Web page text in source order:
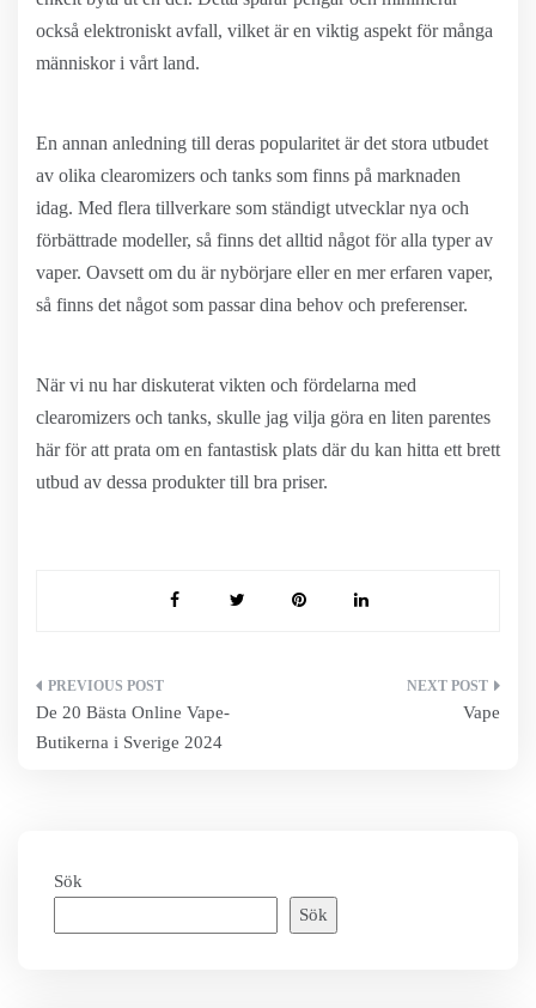
också elektroniskt avfall, vilket är en viktig aspekt för många
människor i vårt land.
En annan anledning till deras popularitet är det stora utbudet
av olika clearomizers och tanks som finns på marknaden
idag. Med flera tillverkare som ständigt utvecklar nya och
förbättrade modeller, så finns det alltid något för alla typer av
vaper. Oavsett om du är nybörjare eller en mer erfaren vaper,
så finns det något som passar dina behov och preferenser.
När vi nu har diskuterat vikten och fördelarna med
clearomizers och tanks, skulle jag vilja göra en liten parentes
här för att prata om en fantastisk plats där du kan hitta ett brett
utbud av dessa produkter till bra priser.
Inläggsnavigering
De 20 Bästa Online Vape-
Butikerna i Sverige 2024
Vape
Sök
Sök